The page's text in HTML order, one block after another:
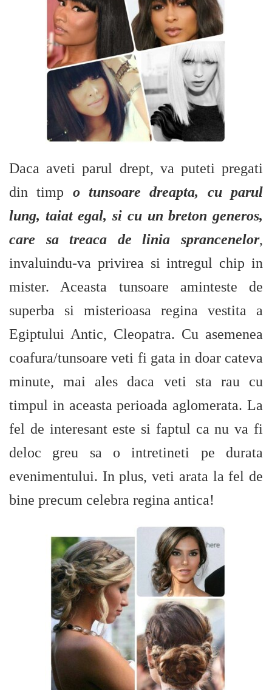
Daca aveti parul drept, va puteti pregati
din timp o tunsoare dreapta, cu parul
lung, taiat egal, si cu un breton generos,
care sa treaca de linia sprancenelor,
invaluindu-va privirea si intregul chip in
mister. Aceasta tunsoare aminteste de
superba si misterioasa regina vestita a
Egiptului Antic, Cleopatra. Cu asemenea
coafura/tunsoare veti fi gata in doar cateva
minute, mai ales daca veti sta rau cu
timpul in aceasta perioada aglomerata. La
fel de interesant este si faptul ca nu va fi
deloc greu sa o intretineti pe durata
evenimentului. In plus, veti arata la fel de
bine precum celebra regina antica!